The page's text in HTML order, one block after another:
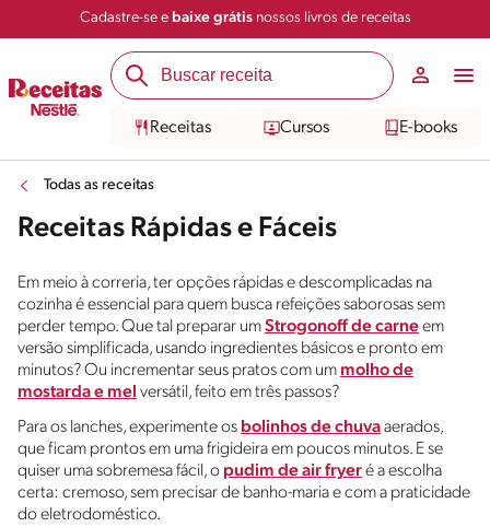
Cadastre-se e baixe grátisnossos livros de receitas
Receitas Cursos E-books
Todas as receitas
Receitas Rápidas e Fáceis
Em meio à correria, ter opções rápidas e descomplicadas na
cozinha é essencial para quem busca refeições saborosas sem
perder tempo. Que tal preparar umStrogonoff de carneem
versão simplificada, usando ingredientes básicos e pronto em
minutos? Ou incrementar seus pratos com um molho de
mostarda e mel versátil, feito em três passos?
Para os lanches, experimente os bolinhos de chuvaaerados,
que ficam prontos em uma frigideira em poucos minutos. E se
quiser uma sobremesa fácil, o pudim de air fryeré a escolha
certa: cremoso, sem precisar de banho-maria e com a praticidade
do eletrodoméstico.